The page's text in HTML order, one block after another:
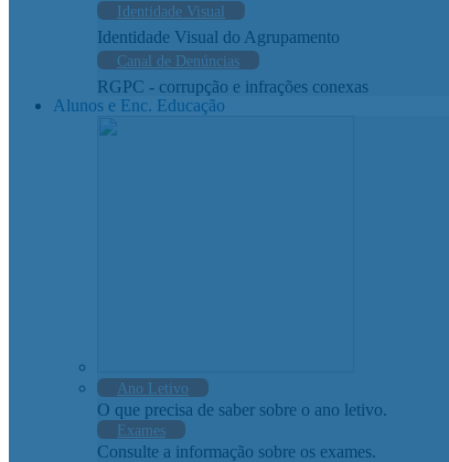
Identidade Visual
Identidade Visual do Agrupamento
Canal de Denúncias
RGPC - corrupção e infrações conexas
Alunos e Enc. Educação
Ano Letivo
O que precisa de saber sobre o ano letivo.
Exames
Consulte a informação sobre os exames.